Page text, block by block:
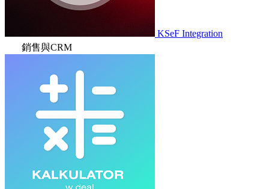
KSeF Integration
銷售與CRM